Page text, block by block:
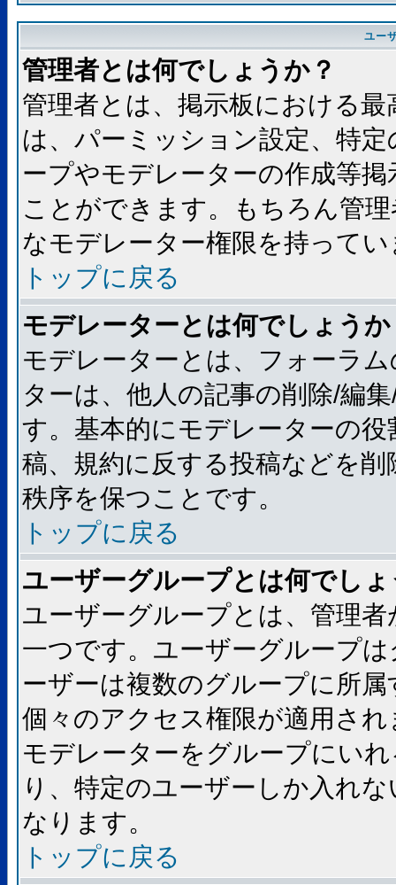
ユー
管理者とは何でしょうか？
管理者とは、掲示板における
は、パーミッション設定、特
ープやモデレーターの作成等
ことができます。もちろん管
なモデレーター権限を持ってい
トップに戻る
モデレーターとは何でしょうか
モデレーターとは、フォーラ
ターは、他人の記事の削除/編
す。基本的にモデレーターの
稿、規約に反する投稿などを
秩序を保つことです。
トップに戻る
ユーザーグループとは何でし
ユーザーグループとは、管理
一つです。ユーザーグループ
ーザーは複数のグループに所
個々のアクセス権限が適用さ
モデレーターをグループにい
り、特定のユーザーしか入れ
なります。
トップに戻る